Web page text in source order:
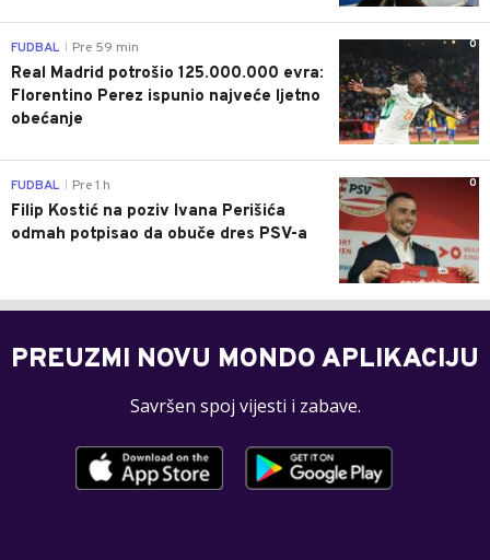
0
FUDBAL Pre 59 min
Real Madrid potrošio 125.000.000 evra:
Florentino Perez ispunio najveće ljetno
obećanje
0
FUDBAL Pre 1 h
Filip Kostić na poziv Ivana Perišića
odmah potpisao da obuče dres PSV-a
PREUZMI NOVU MONDO APLIKACIJU
Savršen spoj vijesti i zabave.